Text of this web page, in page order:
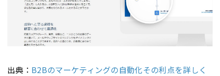
出典： B2Bのマーケティングの自動化その利点を詳しく